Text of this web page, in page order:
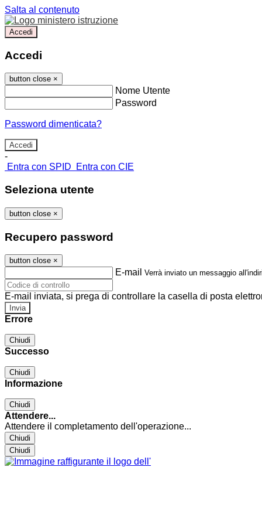
Salta al contenuto
Accedi
Accedi
button close ×
Nome Utente
Password
Password dimenticata?
-
Entra con SPID
Entra con CIE
Seleziona utente
button close ×
Recupero password
button close ×
E-mail Verrà inviato un messaggio
E-mail inviata, si prega di controllare la casella di posta
Errore
Chiudi
Successo
Chiudi
Informazione
Chiudi
Attendere...
Attendere il completamento dell'operazione...
Chiudi
Chiudi